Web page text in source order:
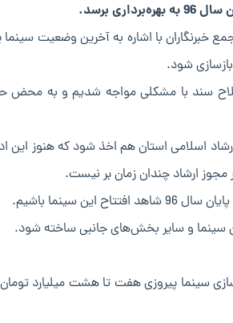
برسد.
خبرنگاران با اشاره به آخرین وضعیت سینما
شود.
اصلاح سند با مشکلی مواجه شدیم و به محض
اسلامی استان هم اخذ شود که هنوز این
ارشاد چندان زمان بر نیست.
سینما باشیم.
سینما و سایر بخش‌های جانبی ساخته شود.
سینما پیروزی هفت تا هشت میلیارد تومان